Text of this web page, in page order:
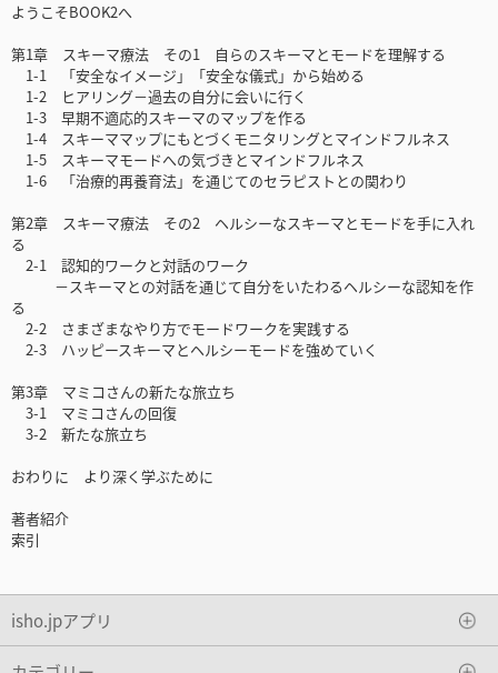
ようこそBOOK2へ
第1章 スキーマ療法 その1 自らのスキーマとモードを理解する
1-1 「安全なイメージ」「安全な儀式」から始める
1-2 ヒアリング－過去の自分に会いに行く
1-3 早期不適応的スキーマのマップを作る
1-4 スキーママップにもとづくモニタリングとマインドフルネス
1-5 スキーマモードへの気づきとマインドフルネス
1-6 「治療的再養育法」を通じてのセラピストとの関わり
第2章 スキーマ療法 その2 ヘルシーなスキーマとモードを手に入れ
る
2-1 認知的ワークと対話のワーク
－スキーマとの対話を通じて自分をいたわるヘルシーな認知を作
る
2-2 さまざまなやり方でモードワークを実践する
2-3 ハッピースキーマとヘルシーモードを強めていく
第3章 マミコさんの新たな旅立ち
3-1 マミコさんの回復
3-2 新たな旅立ち
おわりに より深く学ぶために
著者紹介
索引
isho.jpアプリ